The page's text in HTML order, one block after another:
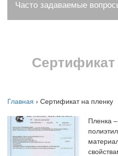
Часто задаваемые
Сертификат
Главная › Сертификат на пленку
Пленка